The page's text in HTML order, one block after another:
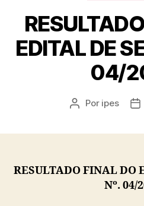
EDITAL DE
04/
Autor
Por ipes
RESULTADO FINAL DO
Nº. 04/